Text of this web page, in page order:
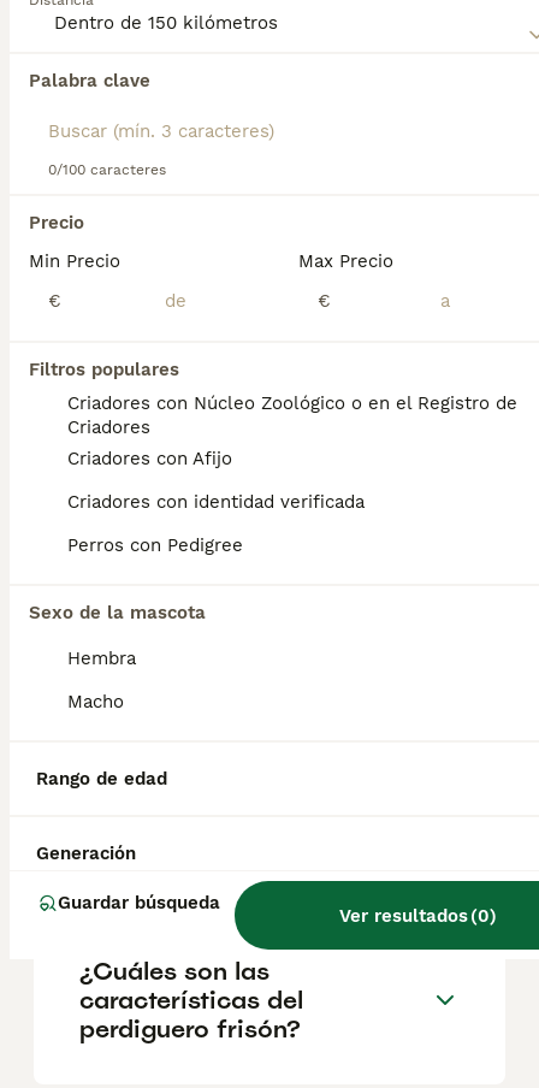
Palabra clave
0/100 caracteres
Precio
Min Precio
€
Max Precio
€
Filtros populares
Criadores con Núcleo Zoológico o en el Registro de
Criadores
Criadores con Afijo
Criadores con identidad verificada
Perros con Pedigree
Sexo de la mascota
Hembra
Macho
Rango de edad
Generación
Guardar búsqueda
Ver resultados(0)
Encontramos 0 Perdiguero Frisón Cachorros
Si deseas exactamente esta búsqueda guarda tu
búsqueda y espera el resultado perfecto:
Preguntas frecuentes
¿Qué se supone que deben
señalar los perros de
muestra?
Por lo general, se trata de que encontró algo
incluso una pelota de tenis . Algunas razas
a su afición por encontrar, señalar y
¿Cuál es el perro más
pequeño y tranquilo?
¿Cuáles son las
características del
perdiguero frisón?